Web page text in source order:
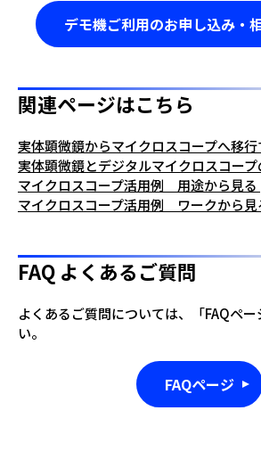
デモ機ご利用のお申し込み・
関連ページはこちら
実体顕微鏡からマイクロスコープへ移行
実体顕微鏡とデジタルマイクロスコー
マイクロスコープ活用例 用途から見る
マイクロスコープ活用例 ワークから見
FAQ よくあるご質問
よくあるご質問については、「FAQペ
い。
FAQページ